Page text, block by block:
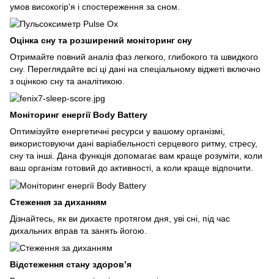
умов високогір'я і спостереження за сном.
Оцінка сну та розширений моніторинг сну
Отримайте повний аналіз фаз легкого, глибокого та швидкого
сну. Переглядайте всі ці дані на спеціальному віджеті включно
з оцінкою сну та аналітикою.
Моніторинг енергії Body Battery
Оптимізуйте енергетичні ресурси у вашому організмі,
використовуючи дані варіабельності серцевого ритму, стресу,
сну та інші. Дана функція допомагає вам краще розуміти, коли
ваш організм готовий до активності, а коли краще відпочити.
Стеження за диханням
Дізнайтесь, як ви дихаєте протягом дня, уві сні, під час
дихальних вправ та занять йогою.
Відстеження стану здоров’я